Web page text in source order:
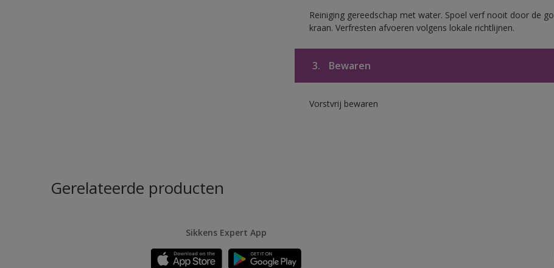
Reiniging gereedschap met water. Spoel verf nooit door de
kraan. Verfresten afvoeren volgens lokale richtlijnen.
3. Bewaren
Vorstvrij bewaren
Gerelateerde producten
Sikkens Expert App